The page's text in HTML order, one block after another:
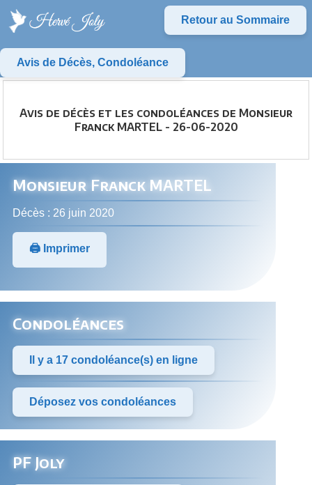
Retour au Sommaire
Avis de Décès, Condoléance
Avis de décès et les condoléances de Monsieur
Franck MARTEL - 26-06-2020
Monsieur Franck MARTEL
Décès : 26 juin 2020
🖨️ Imprimer
Condoléances
Il y a 17 condoléance(s) en ligne
Déposez vos condoléances
PF Joly